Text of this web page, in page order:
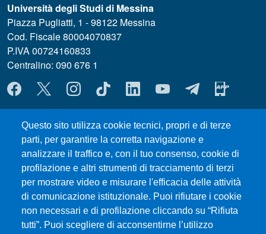
Questo sito utilizza cookie tecnici, propri e di terze
parti, per garantire la corretta navigazione e
analizzare il traffico e, con il tuo consenso, cookie di
profilazione e altri strumenti di tracciamento di terzi
per mostrare video e misurare l'efficacia delle attività
di comunicazione istituzionale. Puoi rifiutare i cookie
non necessari e di profilazione cliccando su “Rifiuta
tutti”. Puoi scegliere di acconsentirne l’utilizzo
Università degli Studi di Messina
Piazza Pugliatti, 1 - 98122 Messina
Cod. Fiscale 80004070837
P.IVA 00724160833
Centralino: 090 676 1
MENÙ SOCIAL
MENÙ FOOTER 1
Dove ci trovi
MODULISTICA ChiBioFarAm
Sedute dei Consigli
UniMeSTONE
Siti Tematici
Amministrazione Trasparente
Calendario Accademico